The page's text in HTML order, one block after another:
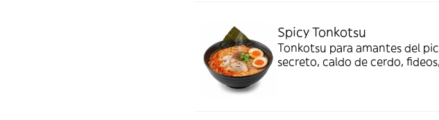
Spicy Tonkotsu
Tonkotsu para amantes del
secreto, caldo de cerdo,